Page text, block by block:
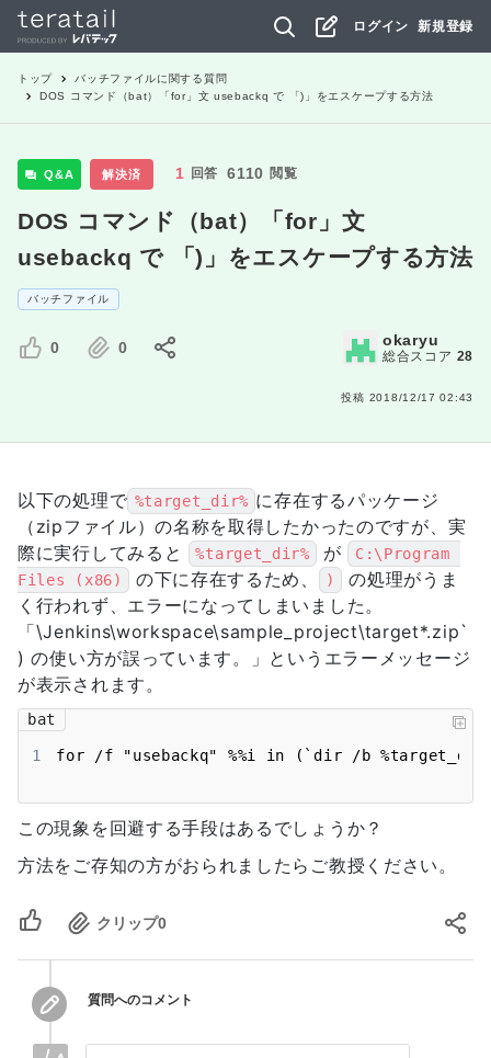
ログイン 新規登録
トップ バッチファイルに関する質問
DOS コマンド（bat）「for」文 usebackq で 「)」をエスケープする方法
Q&A 解決済 1 回答 6110 閲覧
DOS コマンド（bat）「for」文
usebackq で 「)」をエスケープする方法
バッチファイル
0 0 okaryu
総合スコア 28
投稿 2018/12/17 02:43
以下の処理で %target_dir% に存在するパッケージ
（zipファイル）の名称を取得したかったのですが、実
際に実行してみると
%target_dir% が
C:\Program
Files (x86)
の下に存在するため、 )
の処理がうま
く行われず、エラーになってしまいました。
「\Jenkins\workspace\sample_project\target*.zip`
) の使い方が誤っています。」というエラーメッセージ
が表示されます。
bat
1 for /f "usebackq" %%i in (`dir /b
この現象を回避する手段はあるでしょうか？
方法をご存知の方がおられましたらご教授ください。
クリップ0
質問へのコメント